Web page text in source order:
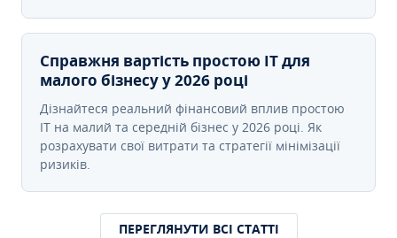
Справжня вартість простою IT для
малого бізнесу у 2026 році
Дізнайтеся реальний фінансовий вплив простою
IT на малий та середній бізнес у 2026 році. Як
розрахувати свої витрати та стратегії мінімізації
ризиків.
ПЕРЕГЛЯНУТИ ВСІ СТАТТІ